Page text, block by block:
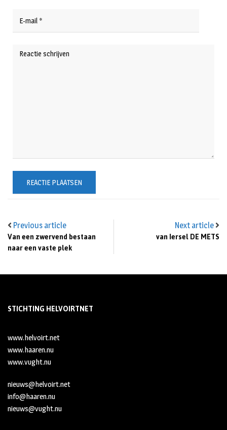
Previous article
Van een zwervend bestaan
naar een vaste plek
Next article
van Iersel DE METS
STICHTING HELVOIRTNET
www.helvoirt.net
www.haaren.nu
www.vught.nu
nieuws@helvoirt.net
info@haaren.nu
nieuws@vught.nu